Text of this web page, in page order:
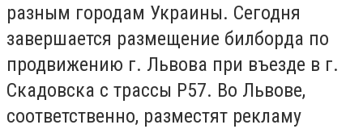
разным городам Украины. Сегодня
завершается размещение билборда по
продвижению г. Львова при въезде в г.
Скадовска с трассы Р57. Во Львове,
соответственно, разместят рекламу